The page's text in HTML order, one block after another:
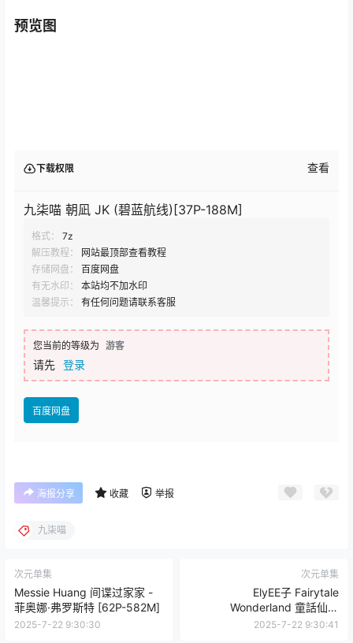
预览图
下载权限 查看
九柒喵 朝凪 JK (碧蓝航线)[37P-188M]
格式：
7z
解压教程：
网站最顶部查看教程
存储网盘：
百度网盘
有无水印：
本站均不加水印
温馨提示：
有任何问题请联系客服
您当前的等级为 游客
请先 登录
百度网盘
海报分享 收藏 举报
九柒喵
次元单集
Messie Huang 间谍过家家 -
菲奥娜·弗罗斯特 [62P-582M]
2025-7-22 9:30:30
次元单集
ElyEE子 Fairytale
Wonderland 童話仙境
[43P3V-153MB]
2025-7-22 9:30:41